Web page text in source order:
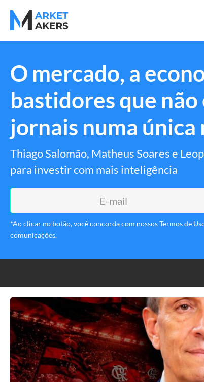
O mercado, a
bastidores que não
jornais numa
Thiago Salomão, Matheus Soares e
para investir com mais inteligência
*Ao clicar no botão, você concorda com nossos Termos de
comunicações.